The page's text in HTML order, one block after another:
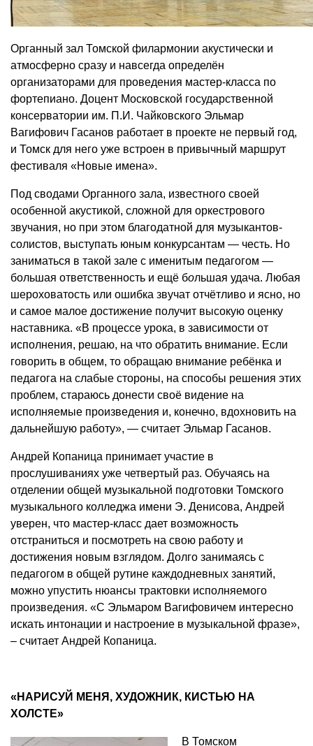
Органный зал Томской филармонии акустически и
атмосферно сразу и навсегда определён
организаторами для проведения мастер-класса по
фортепиано. Доцент Московской государственной
консерватории им. П.И. Чайковского Эльмар
Вагифович Гасанов работает в проекте не первый год,
и Томск для него уже встроен в привычный маршрут
фестиваля «Новые имена».
Под сводами Органного зала, известного своей
особенной акустикой, сложной для оркестрового
звучания, но при этом благодатной для музыкантов-
солистов, выступать юным конкурсантам — честь. Но
заниматься в такой зале с именитым педагогом —
большая ответственность и ещё большая удача. Любая
шероховатость или ошибка звучат отчётливо и ясно, но
и самое малое достижение получит высокую оценку
наставника. «В процессе урока, в зависимости от
исполнения, решаю, на что обратить внимание. Если
говорить в общем, то обращаю внимание ребёнка и
педагога на слабые стороны, на способы решения этих
проблем, стараюсь донести своё видение на
исполняемые произведения и, конечно, вдохновить на
дальнейшую работу», — считает Эльмар Гасанов.
Андрей Копаница принимает участие в
прослушиваниях уже четвертый раз. Обучаясь на
отделении общей музыкальной подготовки Томского
музыкального колледжа имени Э. Денисова, Андрей
уверен, что мастер-класс дает возможность
отстраниться и посмотреть на свою работу и
достижения новым взглядом. Долго занимаясь с
педагогом в общей рутине каждодневных занятий,
можно упустить нюансы трактовки исполняемого
произведения. «С Эльмаром Вагифовичем интересно
искать интонации и настроение в музыкальной фразе»,
– считает Андрей Копаница.
«НАРИСУЙ МЕНЯ, ХУДОЖНИК, КИСТЬЮ НА
ХОЛСТЕ»
В Томском